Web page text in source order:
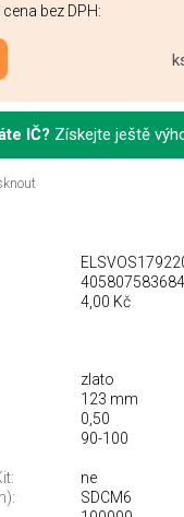
bez DPH:
do košíku
IČ? Získejte ještě
4,00 Kč
zlato
123 mm
0,50
90-100
ne
SDCM6